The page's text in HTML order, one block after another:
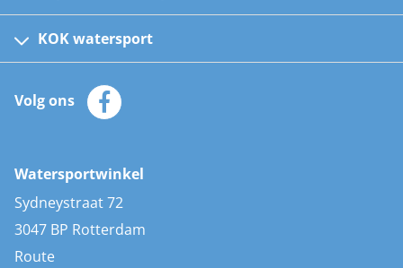
Kinder reddingsvesten
Automatische reddingsvesten
Zeilkleding
Zonnepanelen
AIS transponders
Stootwillen en fenders
Bootkussens
Zwemtrappen
KOK watersport
Klantenservice
Merken
Volg ons
Watersportwinkel
Sydneystraat 72
3047 BP Rotterdam
Route